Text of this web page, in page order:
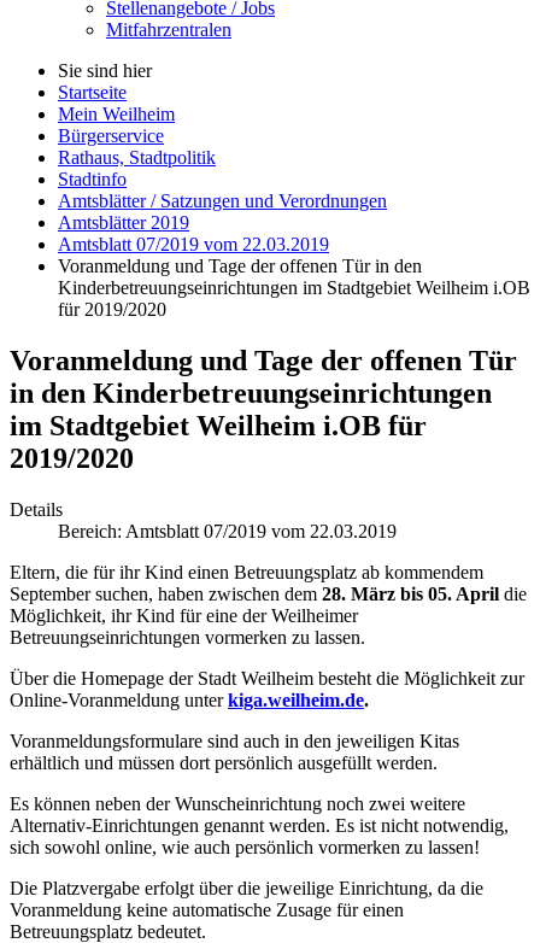
Stellenangebote / Jobs
Mitfahrzentralen
Sie sind hier
Startseite
Mein Weilheim
Bürgerservice
Rathaus, Stadtpolitik
Stadtinfo
Amtsblätter / Satzungen und Verordnungen
Amtsblätter 2019
Amtsblatt 07/2019 vom 22.03.2019
Voranmeldung und Tage der offenen Tür in den
Kinderbetreuungseinrichtungen im Stadtgebiet Weilheim i.OB
für 2019/2020
Voranmeldung und Tage der offenen Tür
in den Kinderbetreuungseinrichtungen
im Stadtgebiet Weilheim i.OB für
2019/2020
Details
Bereich: Amtsblatt 07/2019 vom 22.03.2019
Eltern, die für ihr Kind einen Betreuungsplatz ab kommendem
September suchen, haben zwischen dem 28. März bis 05. April die
Möglichkeit, ihr Kind für eine der Weilheimer
Betreuungseinrichtungen vormerken zu lassen.
Über die Homepage der Stadt Weilheim besteht die Möglichkeit zur
Online-Voranmeldung unterkiga.weilheim.de.
Voranmeldungsformulare sind auch in den jeweiligen Kitas
erhältlich und müssen dort persönlich ausgefüllt werden.
Es können neben der Wunscheinrichtung noch zwei weitere
Alternativ-Einrichtungen genannt werden. Es ist nicht notwendig,
sich sowohl online, wie auch persönlich vormerken zu lassen!
Die Platzvergabe erfolgt über die jeweilige Einrichtung, da die
Voranmeldung keine automatische Zusage für einen
Betreuungsplatz bedeutet.